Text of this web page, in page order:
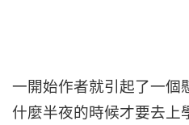
一開始作者就引起了一個
什麼半夜的時候才要去上